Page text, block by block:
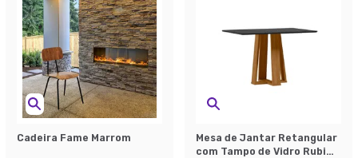
Cadeira Fame Marrom
Mesa de Jantar Retangular
com Tampo de Vidro Rubi